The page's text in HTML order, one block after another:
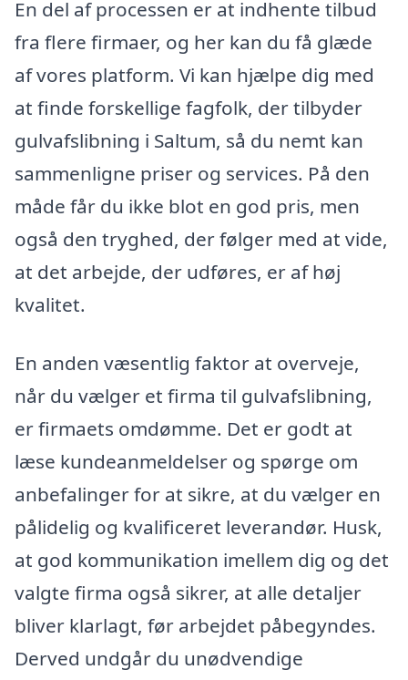
En del af processen er at indhente tilbud
fra flere firmaer, og her kan du få glæde
af vores platform. Vi kan hjælpe dig med
at finde forskellige fagfolk, der tilbyder
gulvafslibning i Saltum, så du nemt kan
sammenligne priser og services. På den
måde får du ikke blot en god pris, men
også den tryghed, der følger med at vide,
at det arbejde, der udføres, er af høj
kvalitet.
En anden væsentlig faktor at overveje,
når du vælger et firma til gulvafslibning,
er firmaets omdømme. Det er godt at
læse kundeanmeldelser og spørge om
anbefalinger for at sikre, at du vælger en
pålidelig og kvalificeret leverandør. Husk,
at god kommunikation imellem dig og det
valgte firma også sikrer, at alle detaljer
bliver klarlagt, før arbejdet påbegyndes.
Derved undgår du unødvendige